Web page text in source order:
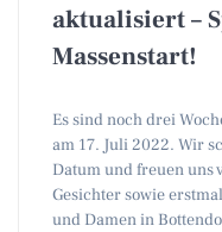
aktualisiert –
Massenstart!
Es sind noch drei
am 17. Juli 2022. Wir
Datum und freuen uns
Gesichter sowie
und Damen in